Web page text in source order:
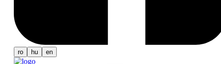
ro hu en